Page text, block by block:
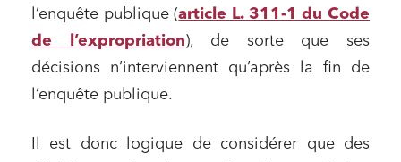
l’enquête publique (article L. 311-1 du Code
de l’expropriation), de sorte que ses
décisions n’interviennent qu’après la fin de
l’enquête publique.
Il est donc logique de considérer que des